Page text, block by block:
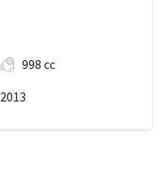
998 cc
2013